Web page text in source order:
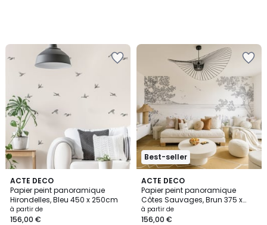
ACTE DECO
Papier peint panoramique
Hirondelles, Bleu 450 x 250cm
à partir de
156,00 €
4
Couleurs
Best-seller
ACTE DECO
Papier peint panoramique
Côtes Sauvages, Brun 375 x
250cm
à partir de
156,00 €
5
/
5
5
Couleurs